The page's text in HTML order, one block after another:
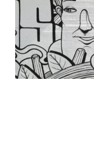
CONTATTI